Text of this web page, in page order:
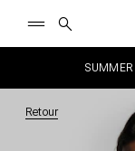
Retour